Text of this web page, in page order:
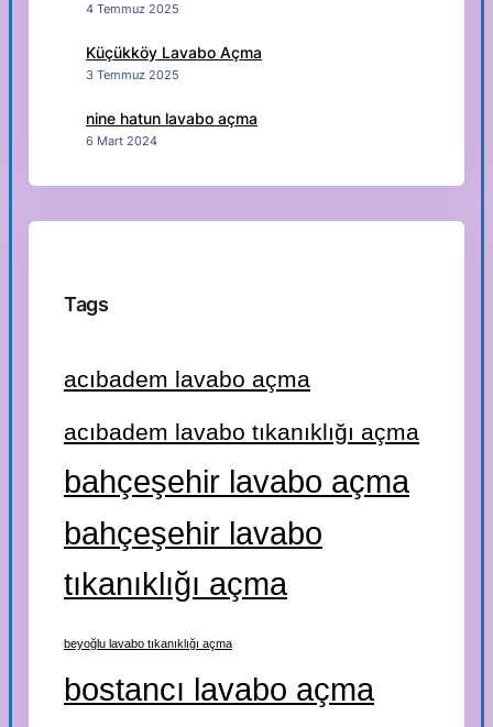
4 Temmuz 2025
Küçükköy Lavabo Açma
3 Temmuz 2025
nine hatun lavabo açma
6 Mart 2024
Tags
acıbadem lavabo açma
acıbadem lavabo tıkanıklığı açma
bahçeşehir lavabo açma
bahçeşehir lavabo
tıkanıklığı açma
beyoğlu lavabo tıkanıklığı açma
bostancı lavabo açma